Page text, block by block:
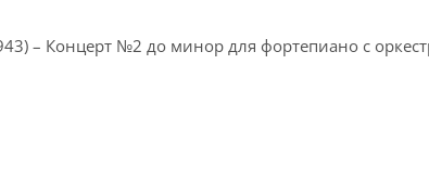
– Концерт №2 до минор для фортепиано с